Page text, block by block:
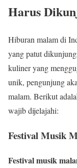
Harus
Hiburan malam di
yang patut
kuliner yang
unik, pengunjung
malam. Berikut
wajib dijelajahi:
Festival Musik
Festival musik